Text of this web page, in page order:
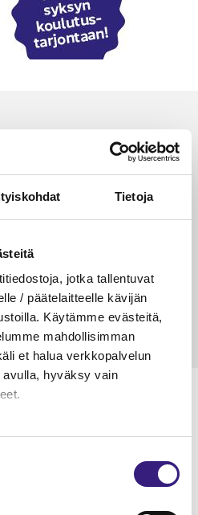
Tietoja
jotka tallentuvat
/ päätelaitteelle kävijän
Käytämme evästeitä,
mahdollisimman
et halua verkkopalvelun
hyväksy vain
kulujen